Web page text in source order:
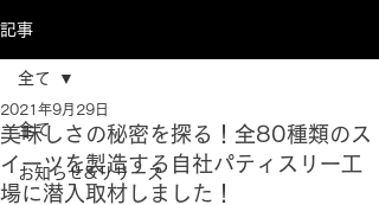
記事
全て
お知らせ&リリース
全て
美味しさの秘密を探る！全80種類のス
イーツを製造する自社パティスリー工
場に潜入取材しました！
2021年9月29日